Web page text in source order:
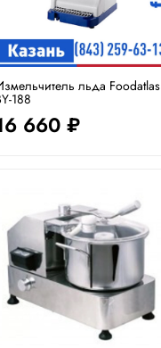
льда Foodatlas
188
660 ₽